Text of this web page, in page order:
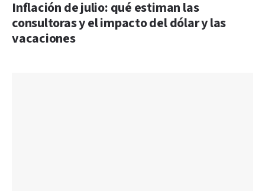
Inflación de julio: qué estiman las
consultoras y el impacto del dólar y las
vacaciones